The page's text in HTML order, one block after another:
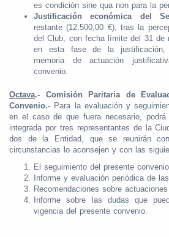
es condición sine qua non para la
Justificación económica del
restante (12.500,00 €), tras la
del Club, con fecha límite del 31 de
en esta fase de la justificación,
memoria de actuación
convenio.
Octava.- Comisión Paritaria de
Convenio.- Para la evaluación y
en el caso de que fuera necesario, podrá
integrada por tres representantes de la
dos de la Entidad,
que se reunirán
circunstancias lo aconsejen y con las
El seguimiento del presente
Informe y evaluación periódica de
Recomendaciones sobre
Informe sobre las dudas que
vigencia del presente convenio.